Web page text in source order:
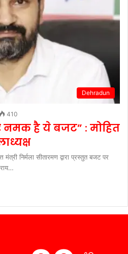
Dehradun
410
है ये बजट” : मोहित
निर्मला सीतारमण द्वारा प्रस्तुत बजट पर